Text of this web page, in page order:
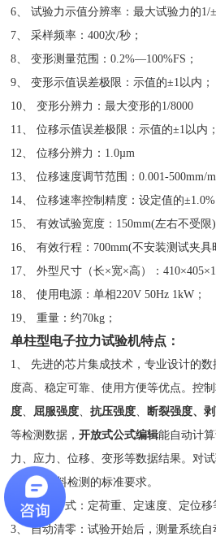
6、 试验力示值分辨率：最大试验力的1/
7、 采样频率：400次/秒；
8、 变形测量范围：0.2%—100%FS；
9、 变形示值误差极限：示值的±1以内；
10、 变形分辨力：最大变形的1/8000
11、 位移示值误差极限：示值的±1以内；
12、 位移分辨力：1.0µm
13、 位移速度调节范围：0.001-500mm/
14、 位移速率控制精度：设定值的±1.0%
15、 有效试验宽度：150mm(左右不受限)
16、 有效行程：700mm(不安装测试夹具
17、 外型尺寸（长×宽×高）：
18、 使用电源：单相220V 50Hz 1kW；
19、 重量：约70kg；
单柱型电子拉力试验机特点：
1、 先进的芯片集成技术，专业设计的
度高、稳定可靠、使用方便等优点。控
度、 屈服强度、抗压强度、 断裂强度、
等检测数据，开放式公式编辑能自动计
力、应力、位移、变形等数据结果。对
合相关材料检测的标准要求。
2、 控制方式：定荷重、定速度、定位移
3、 自动清零：试验开始后，测量系统自